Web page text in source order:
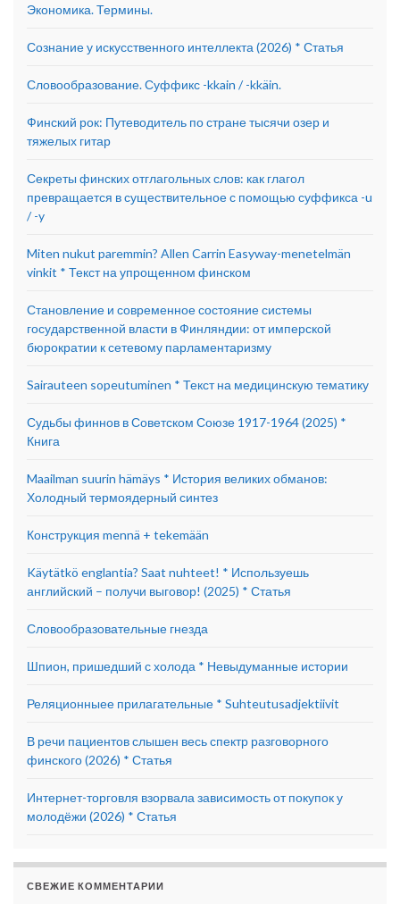
Экономика. Термины.
Сознание у искусственного интеллекта (2026) * Статья
Словообразование. Суффикс -kkain / -kkäin.
Финский рок: Путеводитель по стране тысячи озер и
тяжелых гитар
Секреты финских отглагольных слов: как глагол
превращается в существительное с помощью суффикса -u
/ -y
Miten nukut paremmin? Allen Carrin Easyway-menetelmän
vinkit * Текст на упрощенном финском
Становление и современное состояние системы
государственной власти в Финляндии: от имперской
бюрократии к сетевому парламентаризму
Sairauteen sopeutuminen * Текст на медицинскую тематику
Судьбы финнов в Советском Союзе 1917-1964 (2025) *
Книга
Maailman suurin hämäys * История великих обманов:
Холодный термоядерный синтез
Конструкция mennä + tekemään
Käytätkö englantia? Saat nuhteet! * Используешь
английский – получи выговор! (2025) * Статья
Словообразовательные гнезда
Шпион, пришедший с холода * Невыдуманные истории
Реляционныее прилагательные * Suhteutusadjektiivit
В речи пациентов слышен весь спектр разговорного
финского (2026) * Статья
Интернет-торговля взорвала зависимость от покупок у
молодёжи (2026) * Статья
СВЕЖИЕ КОММЕНТАРИИ